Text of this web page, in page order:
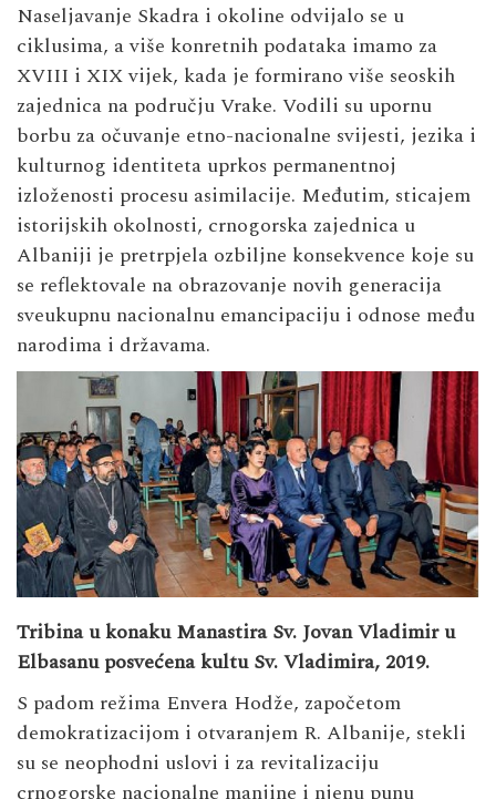
Naseljavanje Skadra i okoline odvijalo se u
ciklusima, a više konretnih podataka imamo za
XVIII i XIX vijek, kada je formirano više seoskih
zajednica na području Vrake. Vodili su upornu
borbu za očuvanje etno-nacionalne svijesti, jezika i
kulturnog identiteta uprkos permanentnoj
izloženosti procesu asimilacije. Međutim, sticajem
istorijskih okolnosti, crnogorska zajednica u
Albaniji je pretrpjela ozbiljne konsekvence koje su
se reflektovale na obrazovanje novih generacija
sveukupnu nacionalnu emancipaciju i odnose među
narodima i državama.
Tribina u konaku Manastira Sv. Jovan Vladimir u
Elbasanu posvećena kultu Sv. Vladimira, 2019.
S padom režima Envera Hodže, započetom
demokratizacijom i otvaranjem R. Albanije, stekli
su se neophodni uslovi i za revitalizaciju